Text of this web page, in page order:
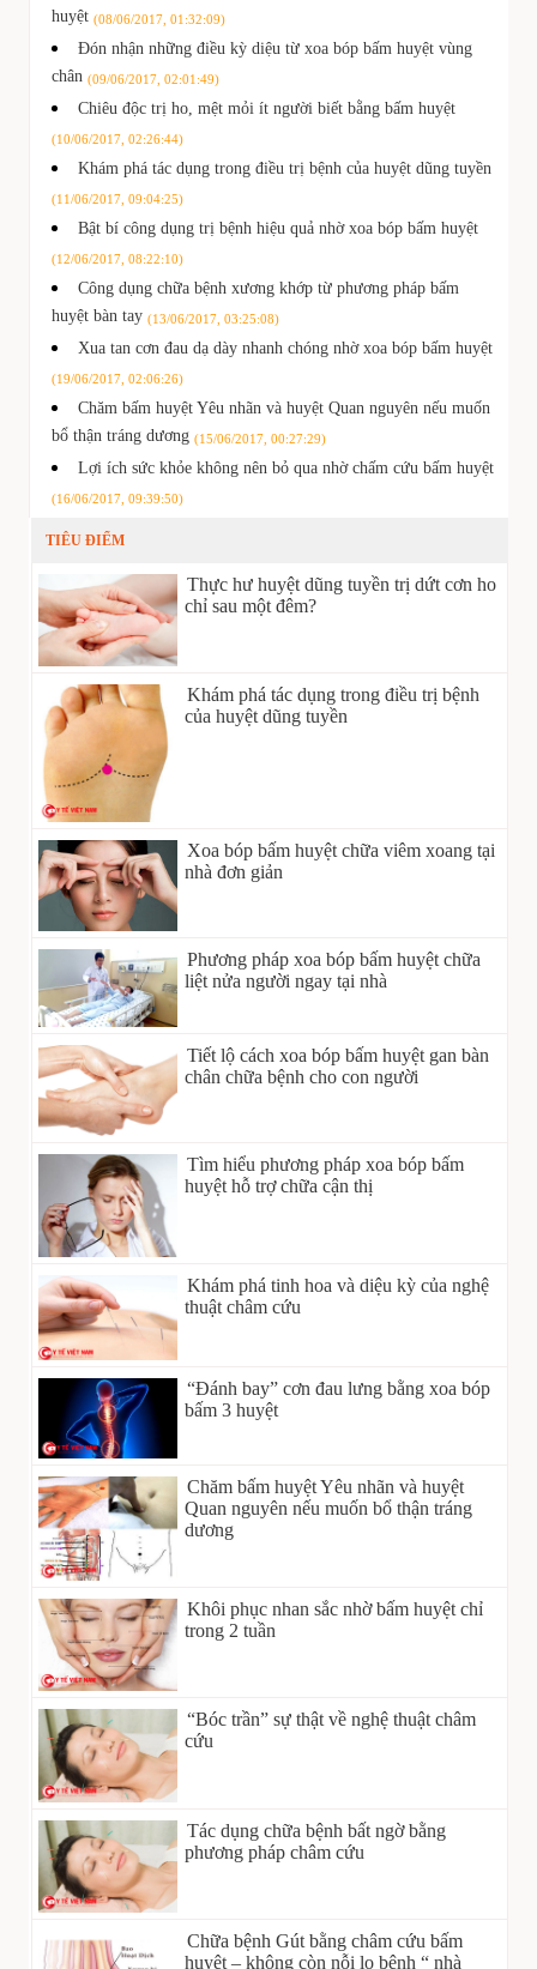
huyệt (08/06/2017, 01:32:09)
Đón nhận những điều kỳ diệu từ xoa bóp bấm huyệt vùng
chân (09/06/2017, 02:01:49)
Chiêu độc trị ho, mệt mỏi ít người biết bằng bấm huyệt
(10/06/2017, 02:26:44)
Khám phá tác dụng trong điều trị bệnh của huyệt dũng tuyền
(11/06/2017, 09:04:25)
Bật bí công dụng trị bệnh hiệu quả nhờ xoa bóp bấm huyệt
(12/06/2017, 08:22:10)
Công dụng chữa bệnh xương khớp từ phương pháp bấm
huyệt bàn tay (13/06/2017, 03:25:08)
Xua tan cơn đau dạ dày nhanh chóng nhờ xoa bóp bấm huyệt
(19/06/2017, 02:06:26)
Chăm bấm huyệt Yêu nhãn và huyệt Quan nguyên nếu muốn
bổ thận tráng dương (15/06/2017, 00:27:29)
Lợi ích sức khỏe không nên bỏ qua nhờ chấm cứu bấm huyệt
(16/06/2017, 09:39:50)
TIÊU ĐIỂM
Thực hư huyệt dũng tuyền trị dứt cơn ho
chỉ sau một đêm?
Khám phá tác dụng trong điều trị bệnh
của huyệt dũng tuyền
Xoa bóp bấm huyệt chữa viêm xoang tại
nhà đơn giản
Phương pháp xoa bóp bấm huyệt chữa
liệt nửa người ngay tại nhà
Tiết lộ cách xoa bóp bấm huyệt gan bàn
chân chữa bệnh cho con người
Tìm hiểu phương pháp xoa bóp bấm
huyệt hỗ trợ chữa cận thị
Khám phá tinh hoa và diệu kỳ của nghệ
thuật châm cứu
“Đánh bay” cơn đau lưng bằng xoa bóp
bấm 3 huyệt
Chăm bấm huyệt Yêu nhãn và huyệt
Quan nguyên nếu muốn bổ thận tráng
dương
Khôi phục nhan sắc nhờ bấm huyệt chỉ
trong 2 tuần
“Bóc trần” sự thật về nghệ thuật châm
cứu
Tác dụng chữa bệnh bất ngờ bằng
phương pháp châm cứu
Chữa bệnh Gút bằng châm cứu bấm
huyệt – không còn nỗi lo bệnh “ nhà